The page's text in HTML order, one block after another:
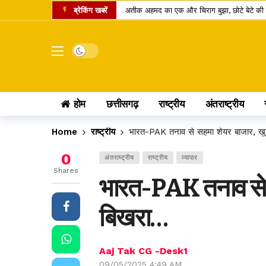
ब्रेकिंग खबरें अतीक अहमद का एक और चिराग बुझा, छोटे बेटे की
चंद्र ग्रहण 2026: क्या रक्षाबंधन के दिन भारत में
छत्तीसगढ़ में 10 टोल प्लाजा पर बढ़ी दरें, सफर के
आत्मानंद स्कूलों में शिक्षक भर्ती का बदला तरीका, अब
होटल में गहने चोरी होने पर उपभोक्ता आयोग का
छत्तीसगढ़ में खाद्य सुरक्षा व्यवस्था पर सवाल: 14
Dark mode
होम छत्तीसगढ़ राष्ट्रीय अंतराष्ट्रीय
Home राष्ट्रीय भारत-PAK तनाव से सहमा शेयर बाजार,
अंतराष्ट्रीय राष्ट्रीय व्यापार
भारत-PAK तनाव
बिखरा…
Aaj Tak CG -Desk1
0
Shares